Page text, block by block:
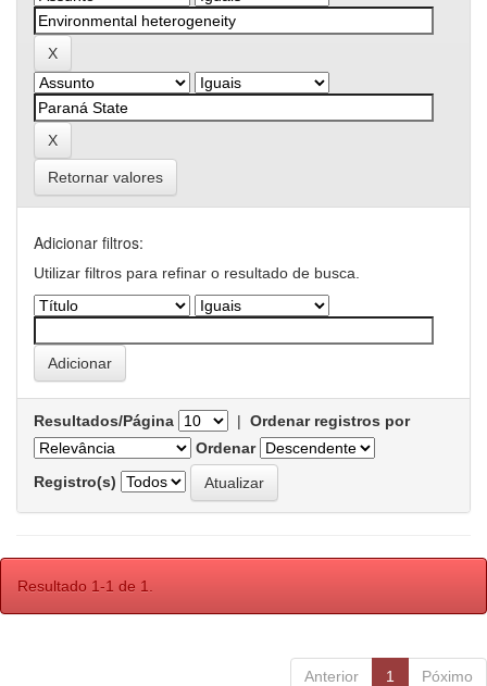
Retornar valores
Adicionar filtros:
Utilizar filtros para refinar o resultado de busca.
Resultados/Página | Ordenar registros por
Ordenar
Registro(s)
Resultado 1-1 de 1.
Anterior 1 Póximo